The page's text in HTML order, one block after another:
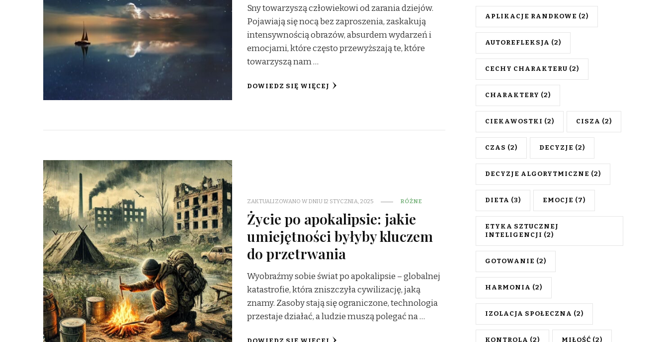
Sny towarzyszą człowiekowi od zarania dziejów.
Pojawiają się nocą bez zaproszenia, zaskakują
intensywnością obrazów, absurdem wydarzeń i
emocjami, które często przewyższają te, które
towarzyszą nam …
DOWIEDZ SIĘ WIĘCEJ
ZAKTUALIZOWANO W DNIU12 STYCZNIA, 2025 RÓŻNE
Życie po apokalipsie: jakie
umiejętności byłyby kluczem
do przetrwania
Wyobraźmy sobie świat po apokalipsie – globalnej
katastrofie, która zniszczyła cywilizację, jaką
znamy. Zasoby stają się ograniczone, technologia
przestaje działać, a ludzie muszą polegać na …
APLIKACJE RANDKOWE (2)
AUTOREFLEKSJA (2)
CECHY CHARAKTERU (2)
CHARAKTERY (2)
CIEKAWOSTKI (2) CISZA (2)
CZAS (2) DECYZJE (2)
DECYZJE ALGORYTMICZNE (2)
DIETA (3) EMOCJE (7)
ETYKA SZTUCZNEJ
INTELIGENCJI (2)
GOTOWANIE (2)
HARMONIA (2)
IZOLACJA SPOŁECZNA (2)
KONTROLA (2) MIŁOŚĆ (2)